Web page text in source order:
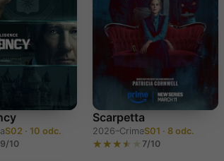
S02 · 10 odc.
9/10
Scarpetta
2026–CrimeS01 · 8 odc.
7/10